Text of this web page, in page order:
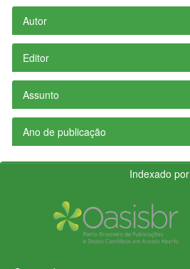
Autor
Editor
Assunto
Ano de publicação
Indexado por